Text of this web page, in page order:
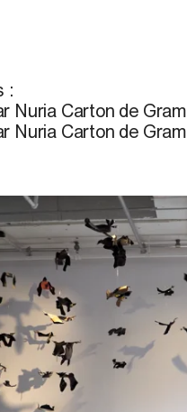
:
Nuria Carton de
Nuria Carton de